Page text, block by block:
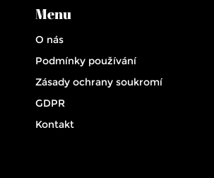
Menu
O nás
Podmínky používání
Zásady ochrany soukromí
GDPR
Kontakt